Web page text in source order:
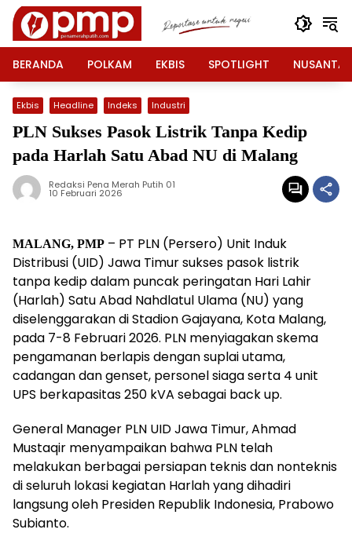
Langsung
konten
BERANDA
POLKAM EKBIS SPOTLIGHT
Ekbis Headline Indeks Industri
PLN Sukses Pasok Listrik Tanpa Kedip
pada Harlah Satu Abad NU di Malang
Redaksi Pena Merah Putih 01
10 Februari 2026
MALANG, PMP – PT PLN (Persero) Unit Induk
Distribusi (UID) Jawa Timur sukses pasok listrik
tanpa kedip dalam puncak peringatan Hari Lahir
(Harlah) Satu Abad Nahdlatul Ulama (NU) yang
diselenggarakan di Stadion Gajayana, Kota Malang,
pada 7-8 Februari 2026. PLN menyiagakan skema
pengamanan berlapis dengan suplai utama,
cadangan dan genset, personel siaga serta 4 unit
UPS berkapasitas 250 kVA sebagai back up.
General Manager PLN UID Jawa Timur, Ahmad
Mustaqir menyampaikan bahwa PLN telah
melakukan berbagai persiapan teknis dan nonteknis
di seluruh lokasi kegiatan Harlah yang dihadiri
langsung oleh Presiden Republik Indonesia, Prabowo
Subianto.